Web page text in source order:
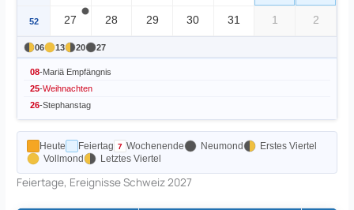
52 27 28 29 30 31 1 2
06 13 20 27
08-Mariä Empfängnis
25-Weihnachten
26-Stephanstag
Heute Feiertag Wochenende Neumond
Erstes Viertel
Vollmond
Letztes Viertel
Feiertage, Ereignisse Schweiz 2027